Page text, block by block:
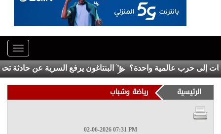
البنتاغون يرفع السرية عن حادثة
الرئيسية رياضة وشباب
02-06-2026 07:31 PM